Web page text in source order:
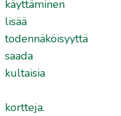
käyttäminen
lisää
todennäköisyyttä
saada
kultaisia
kortteja.